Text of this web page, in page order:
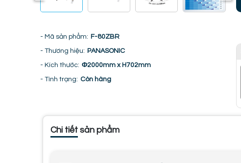
- Mã sản phẩm: F-80ZBR
- Thương hiệu: PANASONIC
- Kích thước: Φ2000mm x H702mm
- Tình trạng: Còn hàng
Chi tiết sản phẩm